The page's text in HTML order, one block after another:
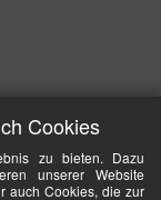
Cookies
zu bieten. Dazu
unserer Website
auch Cookies, die zur